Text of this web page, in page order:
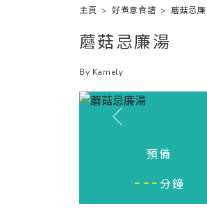
主頁 >好煮意食譜 >蘑菇忌
蘑菇忌廉湯
By Kamely
Previous
預備
---分鐘